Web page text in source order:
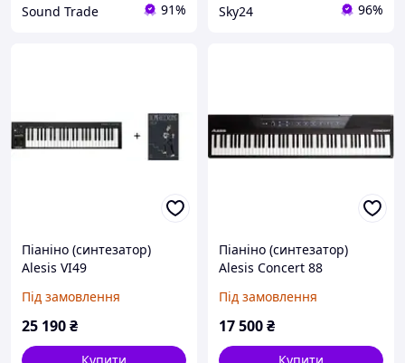
Sound Trade 91% Sky24 96%
Піаніно (синтезатор)
Alesis VI49
Під замовлення
25 190₴
Піаніно (синтезатор)
Alesis Concert 88
Під замовлення
17 500₴